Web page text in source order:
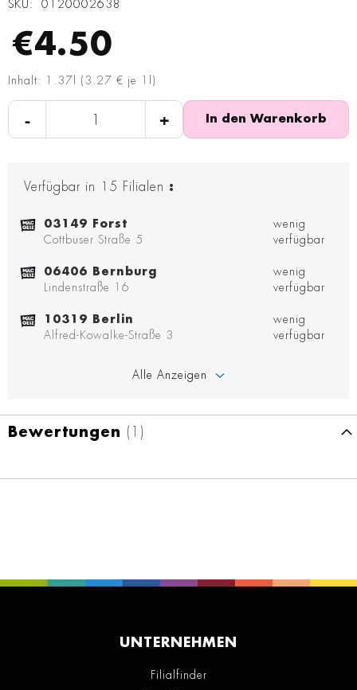
SKU 0120002638
€4.50
Inhalt: 1.37l (3.27 € je 1l)
- + In den Warenkorb
Verfügbar in 15 Filialen :
03149 Forst
Cottbuser Straße 5
wenig
verfügbar
06406 Bernburg
Lindenstraße 16
wenig
verfügbar
10319 Berlin
Alfred-Kowalke-Straße 3
wenig
verfügbar
Alle Anzeigen
Bewertungen
UNTERNEHMEN
Filialfinder